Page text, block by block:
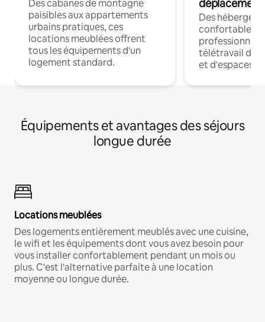
Des cabanes de montagne
paisibles aux appartements
urbains pratiques, ces
locations meublées offrent
tous les équipements d'un
logement standard.
déplacement
Des
confortables
professionnels
télétravail
et d'espaces
Équipements et avantages des séjours
longue durée
Locations meublées
Des logements entièrement meublés avec une cuisine,
le wifi et les équipements dont vous avez besoin pour
vous installer confortablement pendant un mois ou
plus. C'est l'alternative parfaite à une location
moyenne ou longue durée.